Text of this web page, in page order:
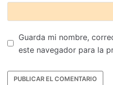
Guarda mi nombre,
este navegador para la